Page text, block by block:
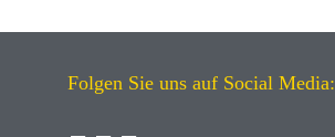
Folgen Sie uns auf Social Media: